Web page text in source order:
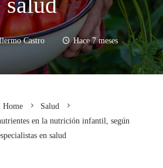
Castro Hace 7 meses
Home
Salud
en la nutrición infantil, según
en salud